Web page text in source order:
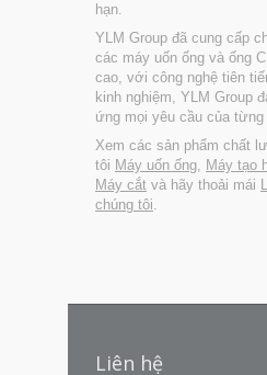
hạn.
YLM Group đã cung cấp
các máy uốn ống và ống
cao, với công nghệ tiên
kinh nghiệm, YLM Group
ứng mọi yêu cầu của từng
Xem các sản phẩm chất
tôi Máy uốn ống, Máy tạo
Máy cắt và hãy thoải mái
chúng tôi.
Liên hệ